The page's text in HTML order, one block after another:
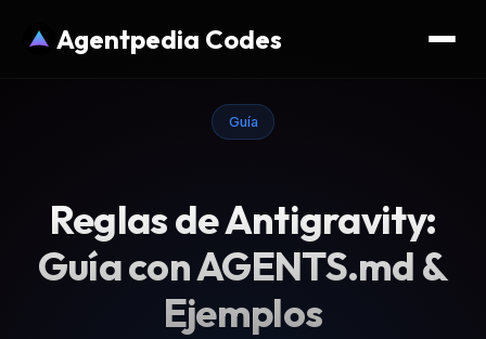
Agentpedia Codes
Guía
Reglas de Antigravity:
Guía con AGENTS.md &
Ejemplos